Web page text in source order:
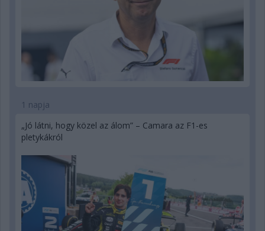
1 napja
„Jó látni, hogy közel az álom” – Camara az F1-es
pletykákról